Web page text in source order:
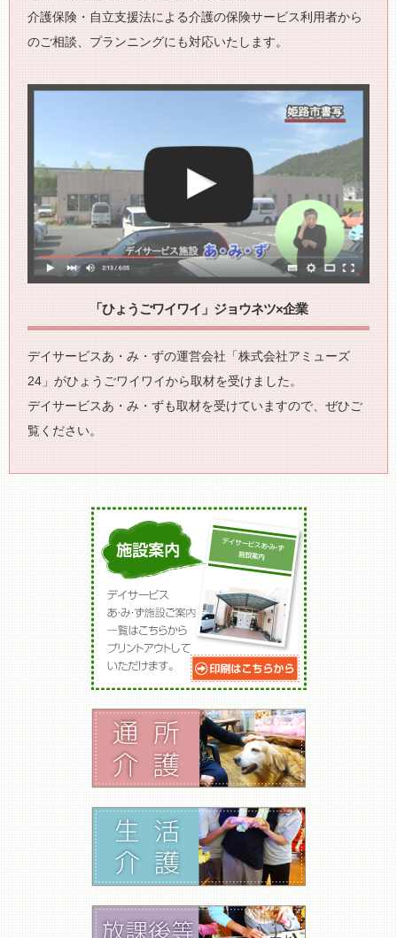
介護保険・自立支援法による介護の保険サービス利用者から
のご相談、プランニングにも対応いたします。
「ひょうごワイワイ」ジョウネツ×企業
デイサービスあ・み・ずの運営会社「株式会社アミューズ
24」がひょうごワイワイから取材を受けました。
デイサービスあ・み・ずも取材を受けていますので、ぜひご
覧ください。